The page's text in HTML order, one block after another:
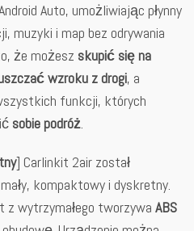
Auto, umożliwiając płynny
muzyki i map bez odrywania
że możesz skupić się na
wzroku z drogi, a
funkcji, których
sobie podróż.
] Carlinkit 2air został
kompaktowy i dyskretny.
z wytrzymałego tworzywa ABS